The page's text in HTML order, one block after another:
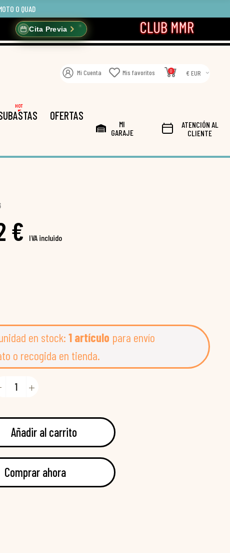
O QUAD
Cita Previa
Mi Cuenta Mis favoritos 0 € EUR
HOT
OFERTAS
MI
GARAJE
ATENCIÓN AL
CLIENTE
€ IVA incluido
en stock: 1 artículo para envío
o recogida en tienda.
Añadir al carrito
Comprar ahora